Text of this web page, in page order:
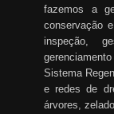
fazemos a
conservação
inspeção,
Sistema
e redes de
árvores,